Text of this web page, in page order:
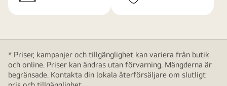
* Priser, kampanjer och tillgänglighet kan variera från butik
och online. Priser kan ändras utan förvarning. Mängderna är
begränsade. Kontakta din lokala återförsäljare om slutligt